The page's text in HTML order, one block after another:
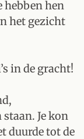
hebben hen
het gezicht
in de gracht!
Je kon
duurde tot de